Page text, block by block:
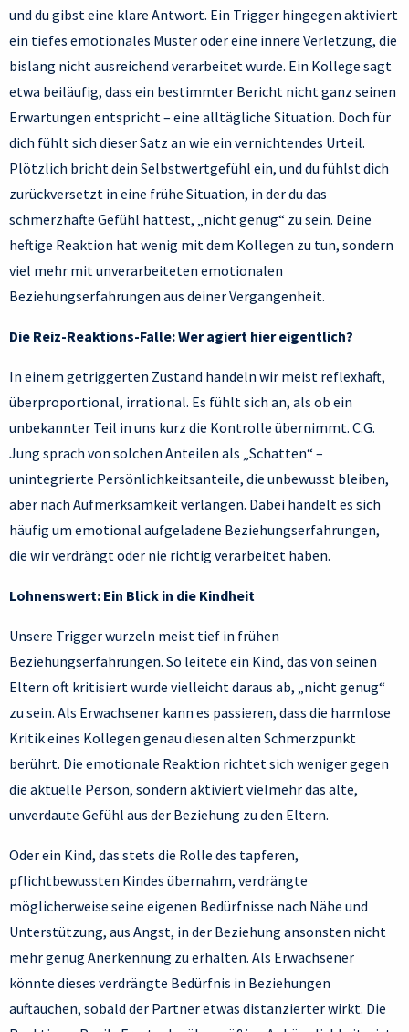
und du gibst eine klare Antwort. Ein Trigger hingegen aktiviert
ein tiefes emotionales Muster oder eine innere Verletzung, die
bislang nicht ausreichend verarbeitet wurde. Ein Kollege sagt
etwa beiläufig, dass ein bestimmter Bericht nicht ganz seinen
Erwartungen entspricht – eine alltägliche Situation. Doch für
dich fühlt sich dieser Satz an wie ein vernichtendes Urteil.
Plötzlich bricht dein Selbstwertgefühl ein, und du fühlst dich
zurückversetzt in eine frühe Situation, in der du das
schmerzhafte Gefühl hattest, „nicht genug“ zu sein. Deine
heftige Reaktion hat wenig mit dem Kollegen zu tun, sondern
viel mehr mit unverarbeiteten emotionalen
Beziehungserfahrungen aus deiner Vergangenheit.
Die Reiz-Reaktions-Falle: Wer agiert hier eigentlich?
In einem getriggerten Zustand handeln wir meist reflexhaft,
überproportional, irrational. Es fühlt sich an, als ob ein
unbekannter Teil in uns kurz die Kontrolle übernimmt. C.G.
Jung sprach von solchen Anteilen als „Schatten“ –
unintegrierte Persönlichkeitsanteile, die unbewusst bleiben,
aber nach Aufmerksamkeit verlangen. Dabei handelt es sich
häufig um emotional aufgeladene Beziehungserfahrungen,
die wir verdrängt oder nie richtig verarbeitet haben.
Lohnenswert: Ein Blick in die Kindheit
Unsere Trigger wurzeln meist tief in frühen
Beziehungserfahrungen. So leitete ein Kind, das von seinen
Eltern oft kritisiert wurde vielleicht daraus ab, „nicht genug“
zu sein. Als Erwachsener kann es passieren, dass die harmlose
Kritik eines Kollegen genau diesen alten Schmerzpunkt
berührt. Die emotionale Reaktion richtet sich weniger gegen
die aktuelle Person, sondern aktiviert vielmehr das alte,
unverdaute Gefühl aus der Beziehung zu den Eltern.
Oder ein Kind, das stets die Rolle des tapferen,
pflichtbewussten Kindes übernahm, verdrängte
möglicherweise seine eigenen Bedürfnisse nach Nähe und
Unterstützung, aus Angst, in der Beziehung ansonsten nicht
mehr genug Anerkennung zu erhalten. Als Erwachsener
könnte dieses verdrängte Bedürfnis in Beziehungen
auftauchen, sobald der Partner etwas distanzierter wirkt. Die